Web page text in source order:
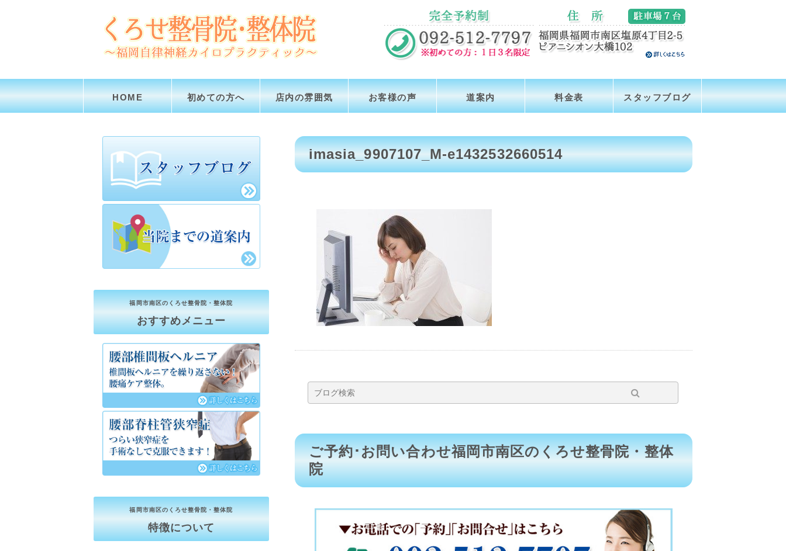
HOME 初めての方へ 店内の雰囲気 お客様の声 道案内 料金表 スタッフブログ
imasia_9907107_M-e1432532660514
ご予約･お問い合わせ福岡市南区のくろせ整骨院・整体
院
福岡市南区のくろせ整骨院・整体院
おすすめメニュー
福岡市南区のくろせ整骨院・整体院
特徴について